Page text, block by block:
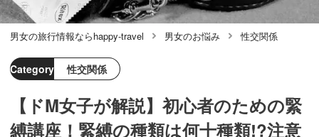
男女の旅行情報ならhappy-travel 男女のお悩み 性交関係
Category 性交関係
【ドM女子が解説】初心者のための緊
縛講座！緊縛の種類は何十種類!?注意